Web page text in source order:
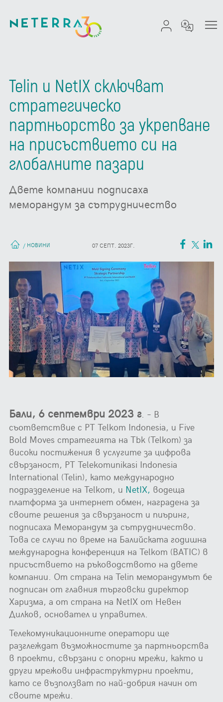
Telin и NetIX сключват
стратегическо
партньорство за укрепване
на присъствието си на
глобалните пазари
Двете компании подписаха
меморандум за сътрудничество
/ НОВИНИ 07 СЕПТ. 2023Г.
Бали, 6 септември 2023 г. – В
съответствие с PT Telkom Indonesia, и Five
Bold Moves стратегията на Tbk (Telkom) за
високи постижения в услугите за цифрова
свързаност, PT Telekomunikasi Indonesia
International (Telin), като международно
подразделение на Telkom, и NetIX, водеща
платформа за интернет обмен, наградена за
своите решения за свързаност и пиъринг,
подписаха Меморандум за сътрудничество.
Това се случи по време на Балийската годишна
международна конференция на Telkom (BATIC) в
присъствието на ръководството на двете
компании. От страна на Telin меморандумът бе
подписан от главния търговски директор
Харизма, а от страна на NetIX от Невен
Дилков, основател и управител.
Телекомуникационните оператори ще
разглеждат възможностите за партньорства
в проекти, свързани с опорни мрежи, както и
други мрежови инфраструктурни проекти,
като се възползват по най-добрия начин от
своите мрежи.